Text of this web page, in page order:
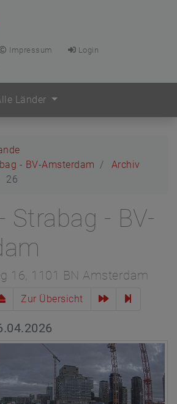
Impressum
Login
Länder
- BV-Amsterdam
Archiv
26
Strabag - BV-
16, 1101 BN Amsterdam
Zur Übersicht